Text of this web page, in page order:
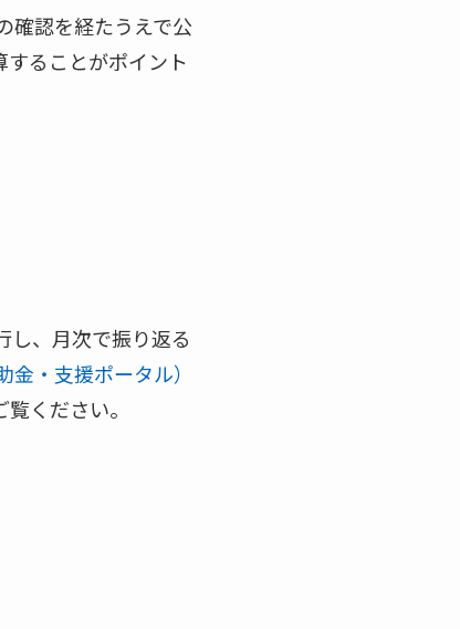
確認を経たうえで公
ることがポイント
し、月次で振り返る
・支援ポータル）
ください。